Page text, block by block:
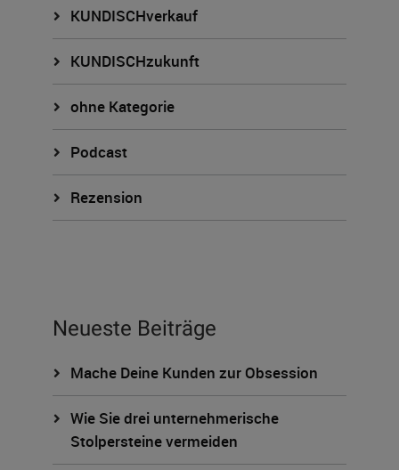
KUNDISCHverkauf
KUNDISCHzukunft
ohne Kategorie
Podcast
Rezension
Neueste Beiträge
Mache Deine Kunden zur Obsession
Wie Sie drei unternehmerische
Stolpersteine vermeiden